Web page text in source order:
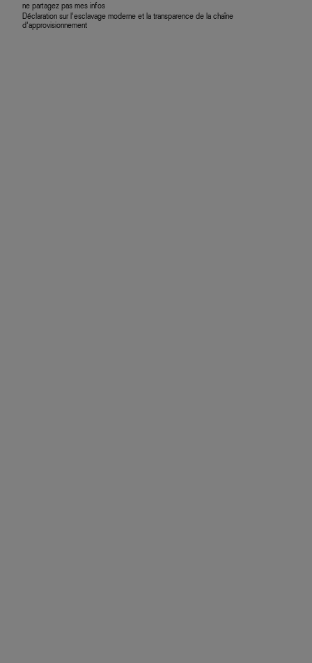
ne partagez pas mes infos
Déclaration sur l’esclavage moderne et la transparence de la chaîne
d’approvisionnement